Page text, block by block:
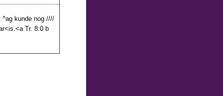
^ag kunde nog ////
Tr. 8:0 b